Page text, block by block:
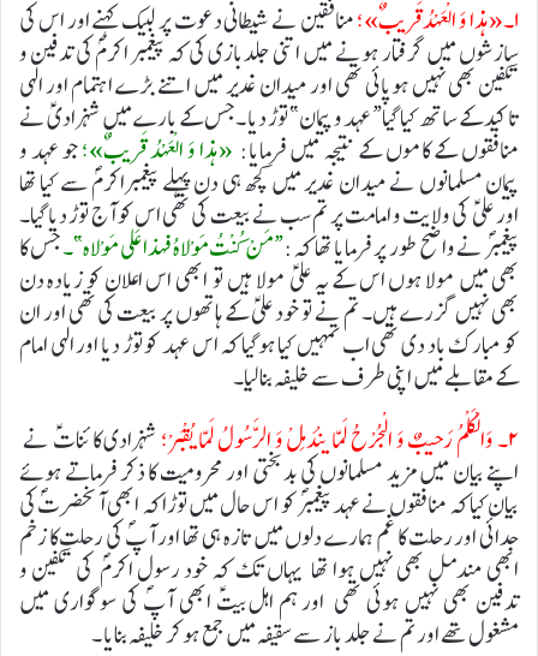
۱۔«هذا وَ الْعَهْدُ قَریبٌ»؛
منافقین نے شیطانی دعوت پر لبیک کہنے اور اس کی
سازشوں میں گرفتار ہونے میں اتنی جلدبازی کی کہ پیغمبر اکرمؐ کی تدفین و
تکفین بھی نہیں ہوپائی تھی اور میدان غدیر میں اتنے بڑے اہتمام اور الہی
تاکید کے ساتھ کیا گیا “عہد و پیمان” توڑ دیا ۔جس کے بارے میں شہزادیؑ نے
منافقوں کے کاموں کے نتیجہ میں فرمایا: «هذا وَ الْعَهْدُ قَریبٌ»؛جو عہد و
پیمان مسلمانوں نے میدان غدیر میں کچھ ہی دن پہلے پیغمبراکرمؐ سے کیا تھا
اور علی ؑ کی ولایت و امامت پر تم سب نے بیعت کی تھی اس کو آج توڑ دیا گیا۔
پیغمبرؐ نے واضح طور پر فرمایا تھا کہ:“مَنْ کُنْتُ مَوْلاهُ فهذا عَلی مَوْلاه”۔جس کا
بھی میں مولا ہوں اس کے یہ علیؑ مولا ہیں تو ابھی اس اعلان کو زیادہ دن
بھی نہیں گزرے ہیں۔ تم نے تو خود علیؑ کے ہاتھوں پر بیعت کی تھی اور ان
کو مبارک باد دی تھی اب تمہیں کیا ہوگیا کہ اس عہد کو توڑ دیا اور الہی امام
کے مقابلے میں اپنی طرف سے خلیفہ بنالیا۔
۲۔ وَالْکَلْمُ رَحیبٌ وَ الْجُرْحُ لَمّا ینْدَمِلْ وَ الرَّسُولُ لَمّا یُقْبَرْ؛
شہزادی کائناتؑ نے
اپنے بیان میں مزید مسلمانوں کی بدبختی اور محرومیت کا ذکر فرماتے ہوئے
بیان کیا کہ منافقوں نے عہد پیغمبرؐ کو اس حال میں توڑا کہ ابھی آنحضرتؐ کی
جدائی اور رحلت کا غم ہمارے دلوں میں تازہ ہی تھا اور آپؐ کی رحلت کا زخم
ابھی مندمل بھی نہیں ہوا تھا یہاں تک کہ خود رسول اکرمؐ کی تکفین و
تدفین بھی نہیں ہوئی تھی اور ہم اہل بیتؑ ابھی آپؐ کی سوگواری میں
مشغول تھے اور تم نے جلد باز سے سقیفہ میں جمع ہوکر خلیفہ بنایا ۔